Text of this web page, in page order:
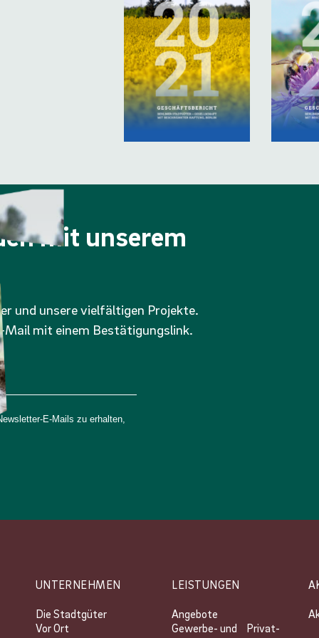
mit unserem
und unsere vielfältigen Projekte.
Mail mit einem Bestätigungslink.
E-Mails zu erhalten,
UNTERNEHMEN
Die Stadtgüter
Vor Ort
LEISTUNGEN
Angebote
Gewerbe- und Privat­